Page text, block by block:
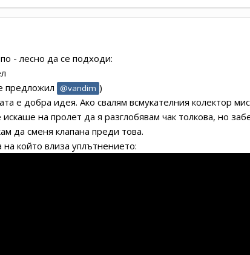
- лесно да се подходи:
предложил @vandim )
е добра идея. Ако свалям всмукателния колектор
на пролет да я разглобявам чак толкова, но
да сменя клапана преди това.
който влиза уплътнението: